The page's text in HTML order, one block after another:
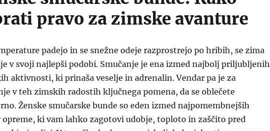
pravo za zimske avanture
padejo in se snežne odeje razprostrejo po hribih, se zima
v svoji najlepši podobi. Smučanje je ena izmed najbolj priljubljenih
aktivnosti, ki prinaša veselje in adrenalin. Vendar pa je za
v teh zimskih radostih ključnega pomena, da se oblečete
Ženske smučarske bunde so eden izmed najpomembnejših
opreme, ki vam lahko zagotovi udobje, toploto in zaščito pred